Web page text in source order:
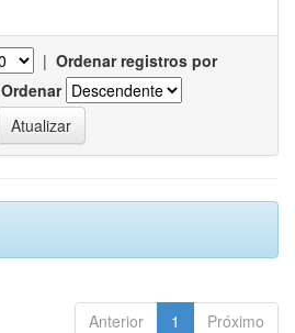
| Ordenar registros por
Ordenar
Anterior 1 Próximo